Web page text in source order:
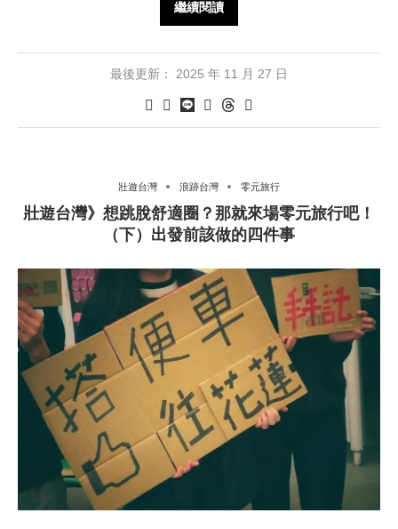
繼續閱讀
最後更新： 2025 年 11 月 27 日
壯遊台灣 浪跡台灣 零元旅行
壯遊台灣》想跳脫舒適圈？那就來場零元旅行吧！
（下）出發前該做的四件事